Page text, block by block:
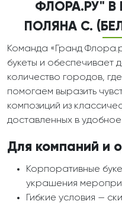
ФЛОРА.РУ" В
ПОЛЯНА С.
Команда «Гранд
букеты и обеспечивает
количество городов,
помогаем выразить
композиций из
доставленных в
Для компаний и
Корпоративные
украшения
Гибкие условия —